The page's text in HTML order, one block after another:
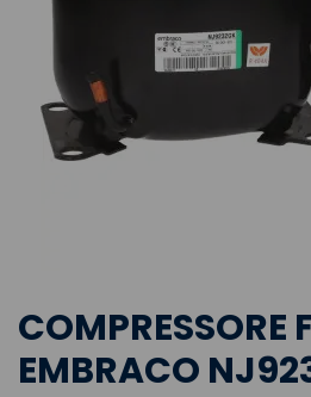
COMPRESSORE
EMBRACO